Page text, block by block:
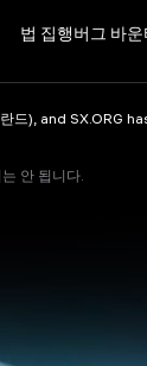
법 집행 버그 바운
), and SX.ORG
안 됩니다.